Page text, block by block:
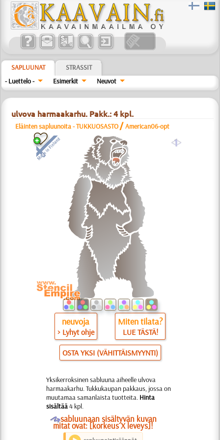
SAPLUUNAT
STRASSIT
- Luettelo -
Esimerkit Neuvot
ulvova harmaakarhu. Pakk.: 4 kpl.
Eläinten sapluunoita - TUKKUOSASTO /American06-opt
a
neuvoja
> Lyhyt ohje
Miten tilata?
LUE TÄSTÄ!
OSTA YKSI (VÄHITTÄISMYYNTI)
Yksikerroksinen sabluuna aiheelle ulvova
harmaakarhu. Tukkukaupan pakkaus, jossa on
muutamaa samanlaista tuotteita. Hinta
sisältää4 kpl.
Osabluunaan sisältyvän kuvan
mitat ovat: [korkeus X leveys]!